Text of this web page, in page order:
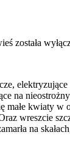
została
na
kwiaty
wreszcie
na